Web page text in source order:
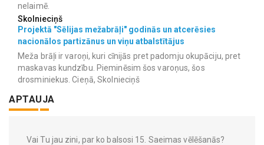
nelaimē.
Skolnieciņš
Projektā "Sēlijas mežabrāļi" godinās un atcerēsies
nacionālos partizānus un viņu atbalstītājus
Meža brāļi ir varoņi, kuri cīnijās pret padomju okupāciju, pret
maskavas kundzību. Pieminēsim šos varoņus, šos
drosminiekus. Cieņā, Skolnieciņš
APTAUJA
Vai Tu jau zini, par ko balsosi 15. Saeimas vēlēšanās?